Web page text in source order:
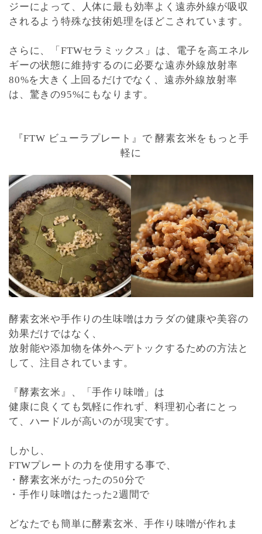
ジーによって、人体に最も効率よく遠赤外線が吸収
されるよう特殊な技術処理をほどこされています。
さらに、「FTWセラミックス」は、電子を高エネル
ギーの状態に維持するのに必要な遠赤外線放射率
80%を大きく上回るだけでなく、遠赤外線放射率
は、驚きの95%にもなります。
『FTW ビューラプレート』で 酵素玄米をもっと手
軽に
酵素玄米や手作りの生味噌はカラダの健康や美容の
効果だけではなく、
放射能や添加物を体外へデトックするための方法と
して、注目されています。
『酵素玄米』、「手作り味噌」は
健康に良くても気軽に作れず、料理初心者にとっ
て、ハードルが高いのが現実です。
しかし、
FTWプレートの力を使用する事で、
・酵素玄米がたったの50分で
・手作り味噌はたった2週間で
どなたでも簡単に酵素玄米、手作り味噌が作れま